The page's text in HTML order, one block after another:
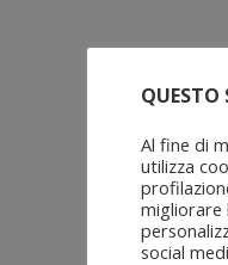
Al fine di
utilizza
migliorare
social